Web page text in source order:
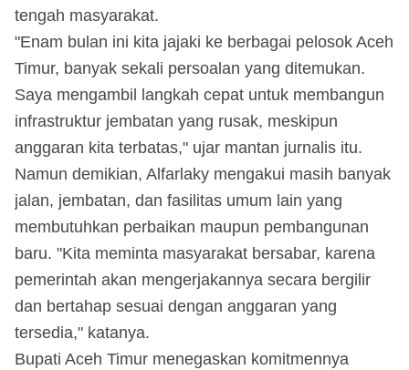
tengah masyarakat.
"Enam bulan ini kita jajaki ke berbagai pelosok Aceh
Timur, banyak sekali persoalan yang ditemukan.
Saya mengambil langkah cepat untuk membangun
infrastruktur jembatan yang rusak, meskipun
anggaran kita terbatas," ujar mantan jurnalis itu.
Namun demikian, Alfarlaky mengakui masih banyak
jalan, jembatan, dan fasilitas umum lain yang
membutuhkan perbaikan maupun pembangunan
baru. "Kita meminta masyarakat bersabar, karena
pemerintah akan mengerjakannya secara bergilir
dan bertahap sesuai dengan anggaran yang
tersedia," katanya.
Bupati Aceh Timur menegaskan komitmennya